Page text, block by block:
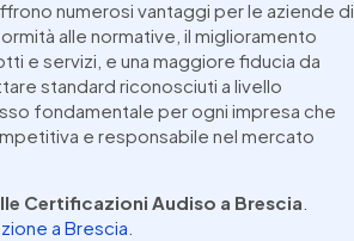
numerosi vantaggi per le aziende di
alle normative, il miglioramento
e servizi, e una maggiore fiducia da
standard riconosciuti a livello
fondamentale per ogni impresa che
e responsabile nel mercato
Certificazioni Audiso a Brescia
a Brescia